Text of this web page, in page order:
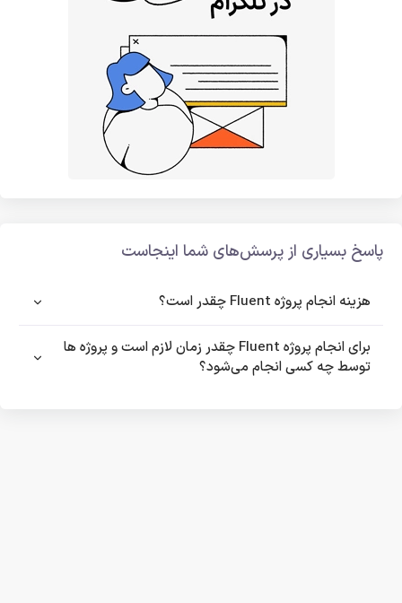
پاسخ بسیاری از پرسش‌های شما اینجاست
هزینه انجام پروژه Fluent چقدر است؟
برای انجام پروژه Fluent چقدر زمان لازم است و پروژه ها
توسط چه کسی انجام می‌شود؟